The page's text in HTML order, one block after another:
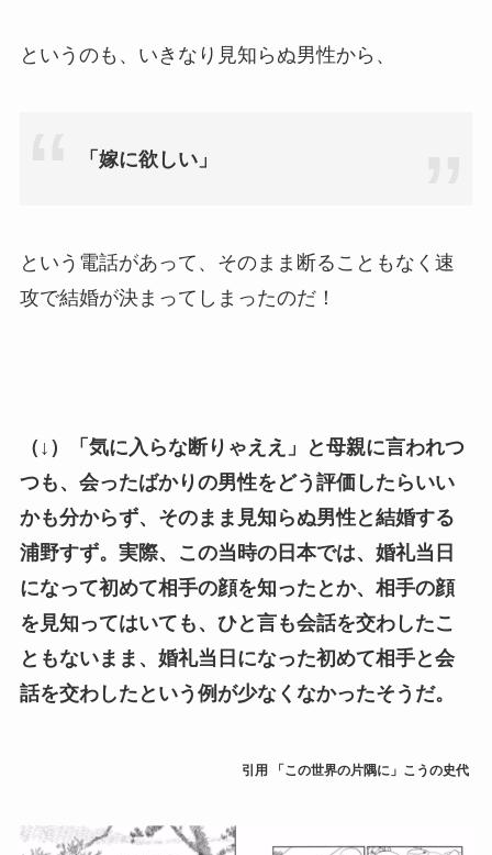
というのも、いきなり見知らぬ男性から、
「嫁に欲しい」
という電話があって、そのまま断ることもなく速
攻で結婚が決まってしまったのだ！
（↓）「気に入らな断りゃええ」と母親に言われつ
つも、会ったばかりの男性をどう評価したらいい
かも分からず、そのまま見知らぬ男性と結婚する
浦野すず。実際、この当時の日本では、婚礼当日
になって初めて相手の顔を知ったとか、相手の顔
を見知ってはいても、ひと言も会話を交わしたこ
ともないまま、婚礼当日になった初めて相手と会
話を交わしたという例が少なくなかったそうだ。
引用 「この世界の片隅に」こうの史代